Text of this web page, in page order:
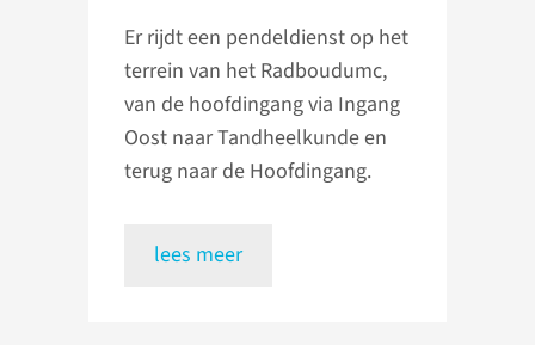
Er rijdt een pendeldienst op het
terrein van het Radboudumc,
van de hoofdingang via Ingang
Oost naar Tandheelkunde en
terug naar de Hoofdingang.
lees meer